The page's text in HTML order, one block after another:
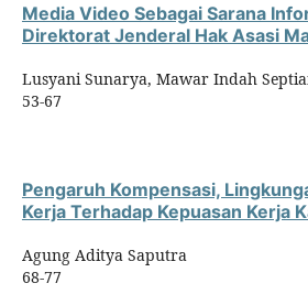
Media Video Sebagai Sarana
Direktorat Jenderal Hak Asasi
Lusyani Sunarya, Mawar Indah
53-67
Pengaruh Kompensasi,
Kerja Terhadap Kepuasan Kerja
Agung Aditya Saputra
68-77